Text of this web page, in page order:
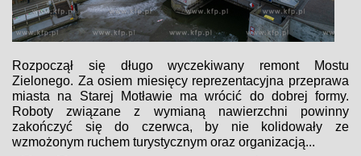
Rozpoczął się długo wyczekiwany remont Mostu
Zielonego. Za osiem miesięcy reprezentacyjna przeprawa
miasta na Starej Motławie ma wrócić do dobrej formy.
Roboty związane z wymianą nawierzchni powinny
zakończyć się do czerwca, by nie kolidowały ze
wzmożonym ruchem turystycznym oraz organizacją...